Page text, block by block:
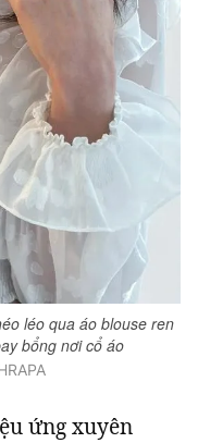
léo qua áo blouse ren
bổng nơi cổ áo
ứng xuyên